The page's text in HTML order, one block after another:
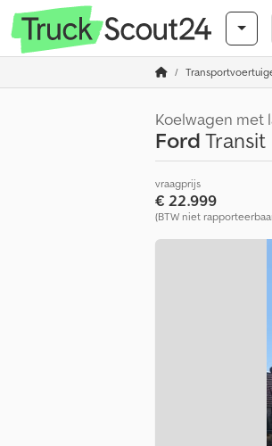
Koelwagen met
Ford
vraagprijs
€ 22.999
(BTW niet